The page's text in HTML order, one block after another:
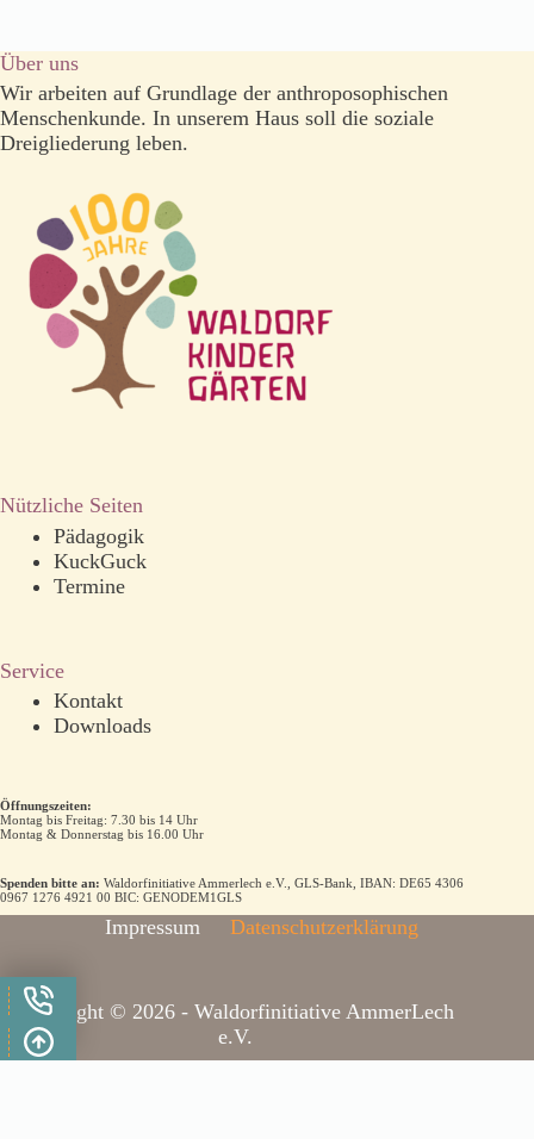
Über uns
Wir arbeiten auf Grundlage der anthroposophischen
Menschenkunde. In unserem Haus soll die soziale
Dreigliederung leben.
Nützliche Seiten
Pädagogik
KuckGuck
Termine
Service
Kontakt
Downloads
Öffnungszeiten:
Montag bis Freitag: 7.30 bis 14 Uhr
Montag & Donnerstag bis 16.00 Uhr
Spenden bitte an: Waldorfinitiative Ammerlech e.V., GLS-Bank, IBAN: DE65 4306
0967 1276 4921 00 BIC: GENODEM1GLS
Impressum Datenschutzerklärung
Copyright © 2026 - Waldorfinitiative AmmerLech
e.V.